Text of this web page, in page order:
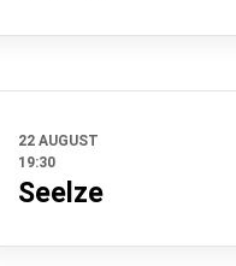
22 AUGUST
19:30
Seelze